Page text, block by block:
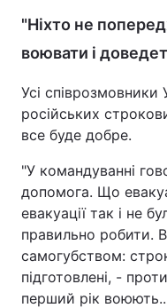
Послуги
Тема оформлення
"Ніхто не
воювати і
Усі співрозмовники
російських
все буде добре.
"У командуванні
допомога. Що
евакуації так і не
правильно робити.
самогубством:
підготовлені, -
перший рік